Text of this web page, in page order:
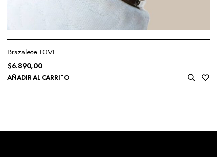
Brazalete LOVE
$6.890,00
AÑADIR AL CARRITO